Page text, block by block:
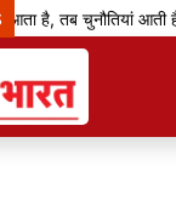
है, तब चुनौतियां आती हैं,